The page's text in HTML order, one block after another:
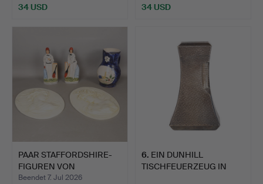
34 USD 34 USD
PAAR STAFFORDSHIRE-
FIGUREN VON
CRICKETSPIE…
Beendet 7. Jul 2026
6. EIN DUNHILL
TISCHFEUERZEUG IN